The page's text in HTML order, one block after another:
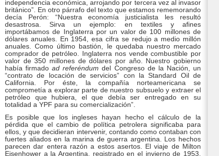
independencia económica, arrojando por tercera vez al invasor
británico”. En otro párrafo del texto que estamos rememorando
decía Perón: “Nuestra economía justicialista les resultó
desastrosa. Sirva un ejemplo: en textiles y afines
importábamos de Inglaterra por un valor de 100 millones de
dólares anuales. En 1954, esa cifra se redujo a medio millón
anuales. Como último bastión, le quedaba nuestro mercado
comprador de petróleo. Inglaterra nos vende combustible por
valor de 350 millones de dólares por año. Nuestro gobierno
había firmadoad referéndum del Congreso de la Nación, un
“contrato de locación de servicios” con la Standard Oil de
California. Por éste, la compañía norteamericana se
comprometía a explorar parte de nuestro subsuelo y extraer el
petróleo que hubiera, el que debía ser entregado en su
totalidad a YPF para su comercialización”.
Es posible que los ingleses hayan hecho el cálculo de la
pérdida que el cambio de política petrolera significaba para
ellos, y que decidieran intervenir, contando como contaban con
fuertes aliados en la marina de guerra argentina. Los hechos
parecen dar entera razón a estos asertos. El viaje de Milton
Eisenhower a la Argentina, registrado en el invierno de 1953,